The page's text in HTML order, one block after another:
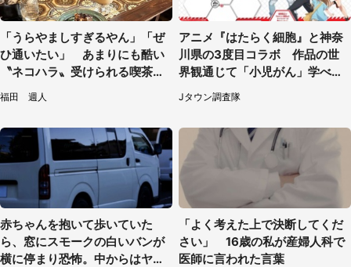
「うらやましすぎるやん」「ぜ
ひ通いたい」 あまりにも酷い
〝ネコハラ〟受けられる喫茶店
に5.3万人驚がく
福田 週人
アニメ『はたらく細胞』と神奈
川県の3度目コラボ 作品の世
界観通じて「小児がん」学べる
【8／10～31※平日限定】
Jタウン調査隊
赤ちゃんを抱いて歩いていた
ら、窓にスモークの白いバンが
横に停まり恐怖。中からはヤン
「よく考えた上で決断してくだ
さい」 16歳の私が産婦人科で
医師に言われた言葉